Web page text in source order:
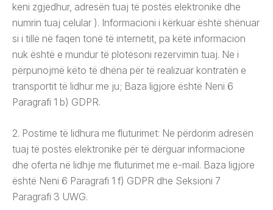
keni zgjedhur, adresën tuaj të postës elektronike dhe
numrin tuaj celular ). Informacioni i kërkuar është shënuar
si i tillë në faqen tonë të internetit, pa këtë informacion
nuk është e mundur të plotësoni rezervimin tuaj. Ne i
përpunojmë këto të dhëna për të realizuar kontratën e
transportit të lidhur me ju; Baza ligjore është Neni 6
Paragrafi 1 b) GDPR.
2. Postime të lidhura me fluturimet: Ne përdorim adresën
tuaj të postës elektronike për të dërguar informacione
dhe oferta në lidhje me fluturimet me e-mail. Baza ligjore
është Neni 6 Paragrafi 1 f) GDPR dhe Seksioni 7
Paragrafi 3 UWG.